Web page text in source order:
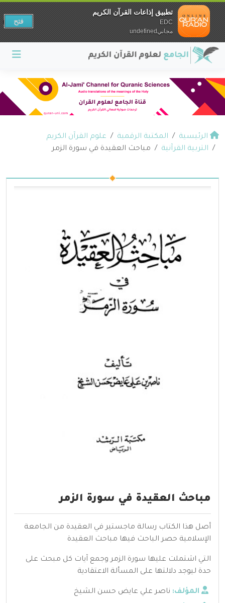
الرئيسية المكتبة الرقمية
علوم القرآن الكريم
التربية القرآنية
مباحث العقيدة في سورة الزمر
مباحث العقيدة في سورة الزمر
أصل هذا الكتاب رسالة ماجستير في العقيدة من الجامعة
الإسلامية حصر الباحث فيها مباحث العقيدة
التي اشتملت عليها سورة الزمر وجمع آيات كل مبحث على
حدة ليوجد دلالتها على المسألة الاعتقادية
المؤلف: ناصر علي عايض حسن الشيخ
تطبيق إذاعات القرآن الكريم
EDC
مجانيundefined
فتح